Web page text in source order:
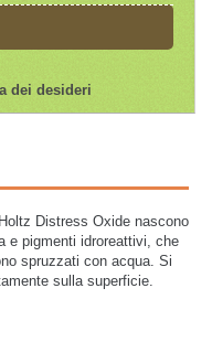
dei desideri
Distress Oxide nascono
e pigmenti idroreattivi, che
spruzzati con acqua. Si
sulla superficie.